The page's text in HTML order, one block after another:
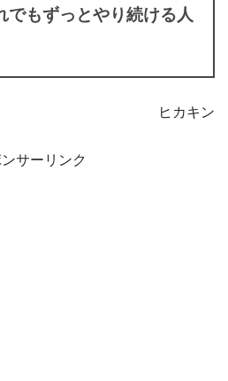
でもずっとやり続ける人
ヒカキン
サーリンク